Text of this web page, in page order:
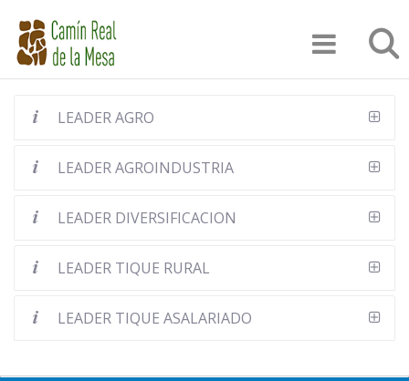
contenido
principal
LEADER AGRO
LEADER AGROINDUSTRIA
LEADER DIVERSIFICACION
LEADER TIQUE RURAL
LEADER TIQUE ASALARIADO